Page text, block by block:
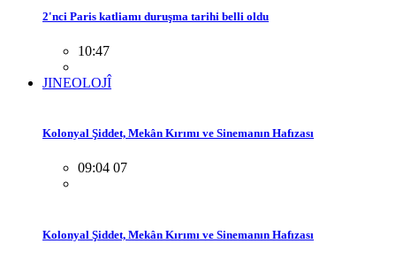
2'nci Paris katliamı duruşma tarihi belli oldu
10:47
JINEOLOJÎ
Kolonyal Şiddet, Mekân Kırımı ve Sinemanın Hafızası
09:04 07
Kolonyal Şiddet, Mekân Kırımı ve Sinemanın Hafızası